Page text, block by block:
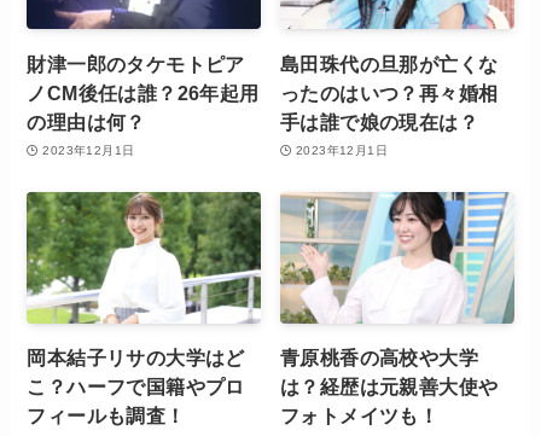
財津一郎のタケモトピア
ノCM後任は誰？26年起用
の理由は何？
2023年12月1日
島田珠代の旦那が亡くな
ったのはいつ？再々婚相
手は誰で娘の現在は？
2023年12月1日
岡本結子リサの大学はど
こ？ハーフで国籍やプロ
フィールも調査！
青原桃香の高校や大学
は？経歴は元親善大使や
フォトメイツも！